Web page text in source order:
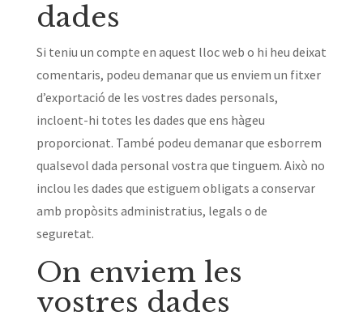
dades
Si teniu un compte en aquest lloc web o hi heu deixat
comentaris, podeu demanar que us enviem un fitxer
d’exportació de les vostres dades personals,
incloent-hi totes les dades que ens hàgeu
proporcionat. També podeu demanar que esborrem
qualsevol dada personal vostra que tinguem. Això no
inclou les dades que estiguem obligats a conservar
amb propòsits administratius, legals o de
seguretat.
On enviem les
vostres dades